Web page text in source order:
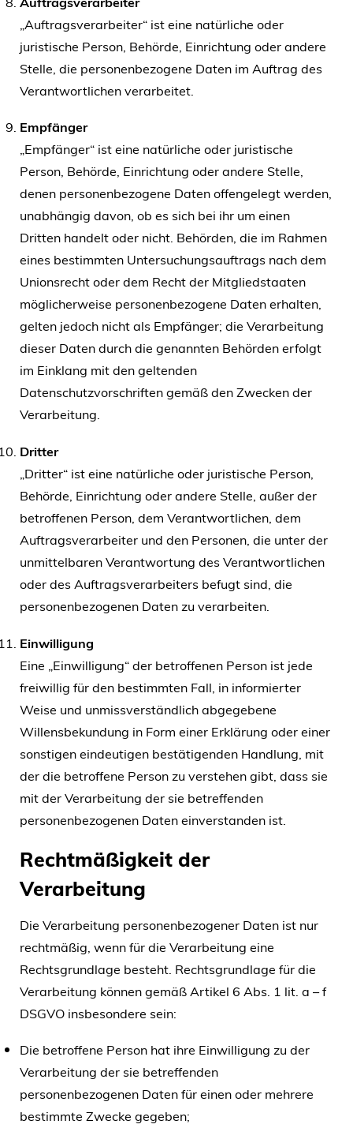
„Auftragsverarbeiter“ ist eine natürliche oder
juristische Person, Behörde, Einrichtung oder andere
Stelle, die personenbezogene Daten im Auftrag des
Verantwortlichen verarbeitet.
Empfänger
„Empfänger“ ist eine natürliche oder juristische
Person, Behörde, Einrichtung oder andere Stelle,
denen personenbezogene Daten offengelegt werden,
unabhängig davon, ob es sich bei ihr um einen
Dritten handelt oder nicht. Behörden, die im Rahmen
eines bestimmten Untersuchungsauftrags nach dem
Unionsrecht oder dem Recht der Mitgliedstaaten
möglicherweise personenbezogene Daten erhalten,
gelten jedoch nicht als Empfänger; die Verarbeitung
dieser Daten durch die genannten Behörden erfolgt
im Einklang mit den geltenden
Datenschutzvorschriften gemäß den Zwecken der
Verarbeitung.
Dritter
„Dritter“ ist eine natürliche oder juristische Person,
Behörde, Einrichtung oder andere Stelle, außer der
betroffenen Person, dem Verantwortlichen, dem
Auftragsverarbeiter und den Personen, die unter der
unmittelbaren Verantwortung des Verantwortlichen
oder des Auftragsverarbeiters befugt sind, die
personenbezogenen Daten zu verarbeiten.
Einwilligung
Eine „Einwilligung“ der betroffenen Person ist jede
freiwillig für den bestimmten Fall, in informierter
Weise und unmissverständlich abgegebene
Willensbekundung in Form einer Erklärung oder einer
sonstigen eindeutigen bestätigenden Handlung, mit
der die betroffene Person zu verstehen gibt, dass sie
mit der Verarbeitung der sie betreffenden
personenbezogenen Daten einverstanden ist.
Rechtmäßigkeit der
Verarbeitung
Die Verarbeitung personenbezogener Daten ist nur
rechtmäßig, wenn für die Verarbeitung eine
Rechtsgrundlage besteht. Rechtsgrundlage für die
Verarbeitung können gemäß Artikel 6 Abs. 1 lit. a – f
DSGVO insbesondere sein:
Die betroffene Person hat ihre Einwilligung zu der
Verarbeitung der sie betreffenden
personenbezogenen Daten für einen oder mehrere
bestimmte Zwecke gegeben;